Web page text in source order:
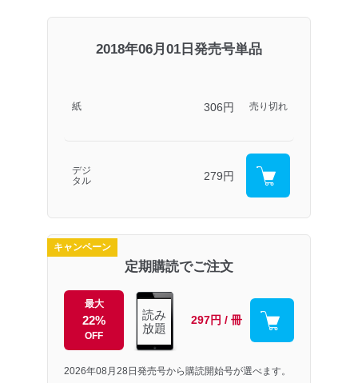
2018年06月01日発売号単品
紙 306円 売り切れ
デジ
タル
279円
キャンペーン
定期購読でご注文
最大
22%
OFF
読み
放題
297円 / 冊
2026年08月28日発売号から購読開始号が選べます。